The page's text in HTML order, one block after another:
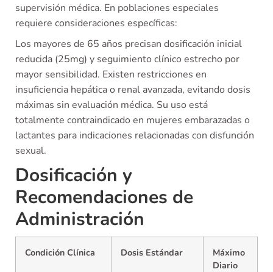
supervisión médica. En poblaciones especiales
requiere consideraciones específicas:
Los mayores de 65 años precisan dosificación inicial
reducida (25mg) y seguimiento clínico estrecho por
mayor sensibilidad. Existen restricciones en
insuficiencia hepática o renal avanzada, evitando dosis
máximas sin evaluación médica. Su uso está
totalmente contraindicado en mujeres embarazadas o
lactantes para indicaciones relacionadas con disfunción
sexual.
Dosificación y
Recomendaciones de
Administración
Condición Clínica Dosis Estándar
Máximo
Diario